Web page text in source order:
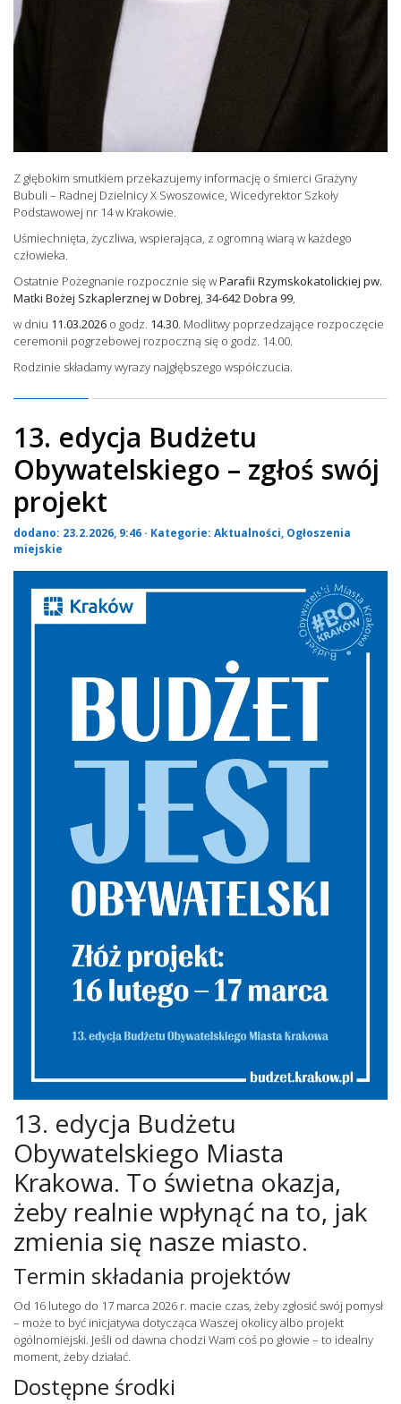
Z głębokim smutkiem przekazujemy informację o śmierci Grażyny
Bubuli – Radnej Dzielnicy X Swoszowice, Wicedyrektor Szkoły
Podstawowej nr 14 w Krakowie.
Uśmiechnięta, życzliwa, wspierająca, z ogromną wiarą w każdego
człowieka.
Ostatnie Pożegnanie rozpocznie się wParafii Rzymskokatolickiej pw.
Matki Bożej Szkaplerznej w Dobrej, 34-642 Dobra 99,
w dniu 11.03.2026 o godz. 14.30. Modlitwy poprzedzające rozpoczęcie
ceremonii pogrzebowej rozpoczną się o godz. 14.00.
Rodzinie składamy wyrazy najgłębszego współczucia.
13. edycja Budżetu
Obywatelskiego – zgłoś swój
projekt
dodano: 23.2.2026, 9:46 · Kategorie: Aktualności, Ogłoszenia
miejskie
13. edycja Budżetu
Obywatelskiego Miasta
Krakowa. To świetna okazja,
żeby realnie wpłynąć na to, jak
zmienia się nasze miasto.
Termin składania projektów
Od 16 lutego do 17 marca 2026 r. macie czas, żeby zgłosić swój pomysł
– może to być inicjatywa dotycząca Waszej okolicy albo projekt
ogólnomiejski. Jeśli od dawna chodzi Wam coś po głowie – to idealny
moment, żeby działać.
Dostępne środki